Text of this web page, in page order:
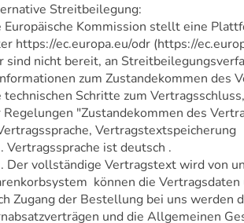
Streitbeilegung:
Europäische Kommission stellt eine
https://ec.europa.eu/odr (https://
sind nicht bereit, an
zum Zustandekommen des
technischen Schritte zum
Regelungen "Zustandekommen des
Vertragstextspeicherung
Vertragssprache ist deutsch .
Der vollständige Vertragstext wird von
können die
Zugang der Bestellung bei uns
und die Allgemeinen